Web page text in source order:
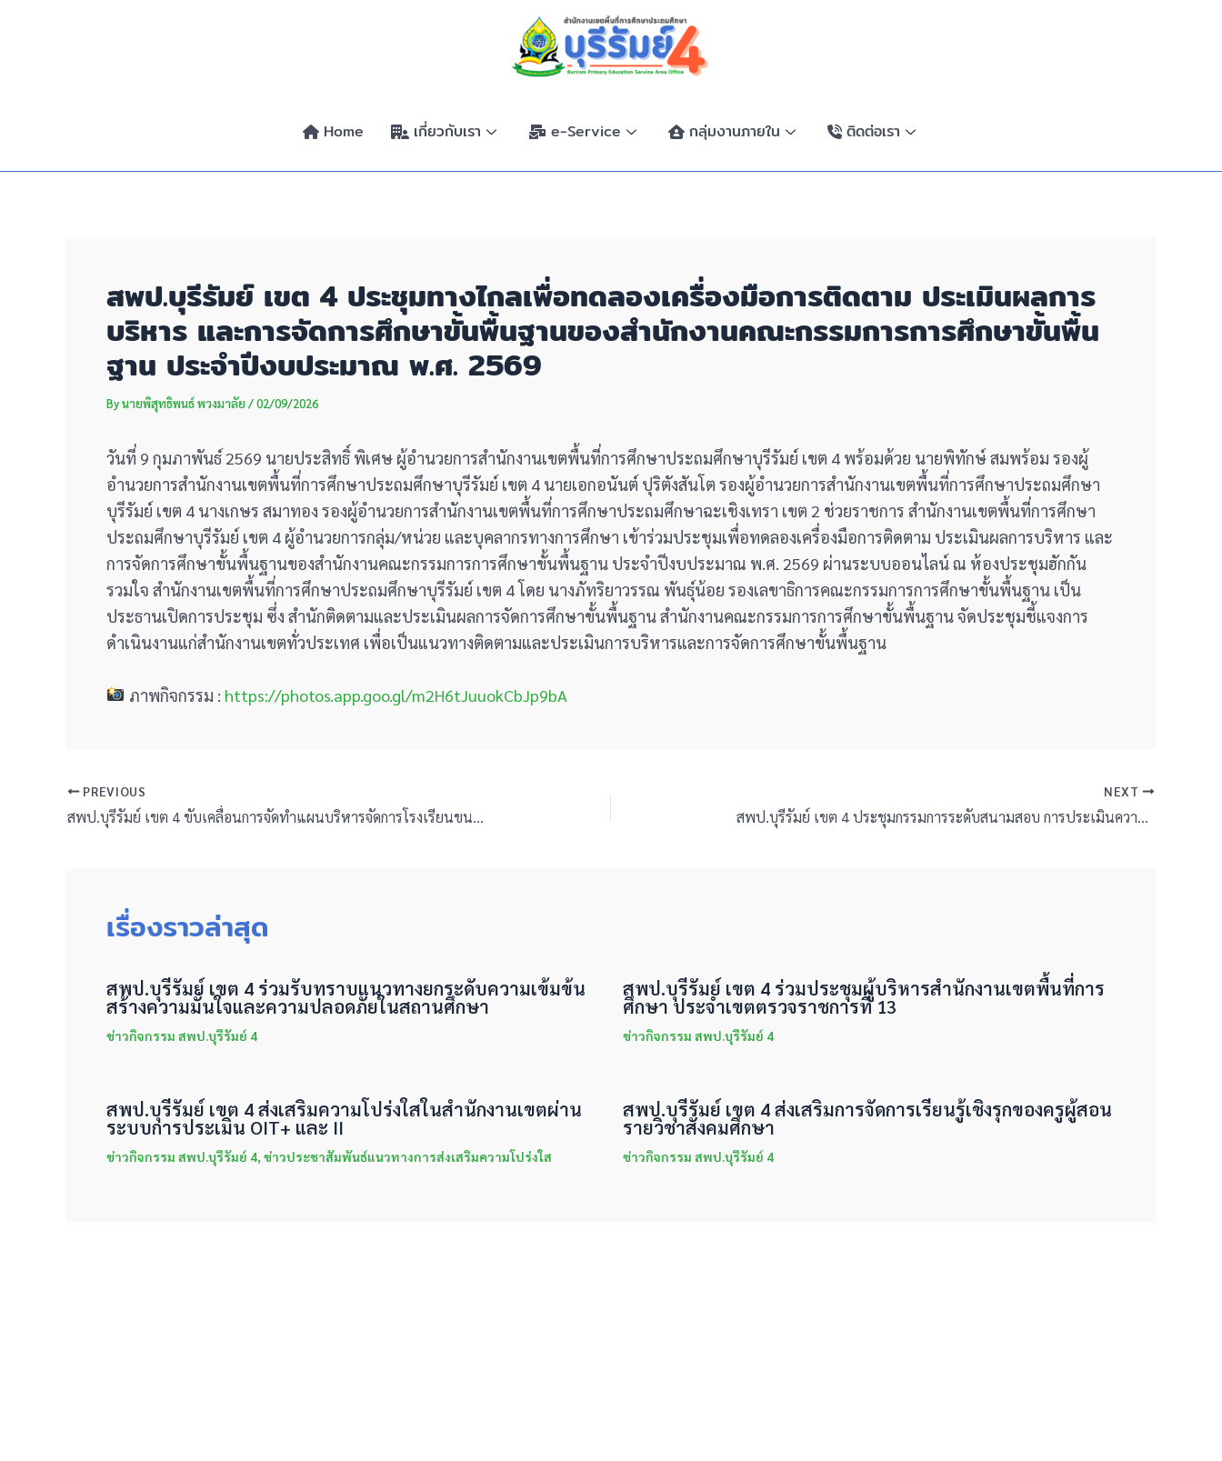
Home เกี่ยวกับเรา e-Service กลุ่มงานภายใน ติดต่อเรา
สพป.บุรีรัมย์ เขต 4 ประชุมทางไกลเพื่อทดลองเครื่องมือการติดตาม ประเมินผลการ
บริหาร และการจัดการศึกษาขั้นพื้นฐานของสำนักงานคณะกรรมการการศึกษาขั้นพื้น
ฐาน ประจําปีงบประมาณ พ.ศ. 2569
Byนายพิสุทธิพนธ์ พวงมาลัย/02/09/2026
วันที่ 9 กุมภาพันธ์ 2569 นายประสิทธิ์ พิเศษ ผู้อำนวยการสำนักงานเขตพื้นที่การศึกษาประถมศึกษาบุรีรัมย์ เขต 4 พร้อมด้วย นายพิทักษ์ สมพร้อม รองผู้
อำนวยการสำนักงานเขตพื้นที่การศึกษาประถมศึกษาบุรีรัมย์ เขต 4 นายเอกอนันต์ ปุริตังสันโต รองผู้อำนวยการสำนักงานเขตพื้นที่การศึกษาประถมศึกษา
บุรีรัมย์ เขต 4 นางเกษร สมาทอง รองผู้อำนวยการสำนักงานเขตพื้นที่การศึกษาประถมศึกษาฉะเชิงเทรา เขต 2 ช่วยราชการ สำนักงานเขตพื้นที่การศึกษา
ประถมศึกษาบุรีรัมย์ เขต 4 ผู้อำนวยการกลุ่ม/หน่วย และบุคลากรทางการศึกษา เข้าร่วมประชุมเพื่อทดลองเครื่องมือการติดตาม ประเมินผลการบริหาร และ
การจัดการศึกษาขั้นพื้นฐานของสำนักงานคณะกรรมการการศึกษาขั้นพื้นฐาน ประจําปีงบประมาณ พ.ศ. 2569 ผ่านระบบออนไลน์ ณ ห้องประชุมฮักกัน
รวมใจ สำนักงานเขตพื้นที่การศึกษาประถมศึกษาบุรีรัมย์ เขต 4 โดย นางภัทริยาวรรณ พันธุ์น้อย รองเลขาธิการคณะกรรมการการศึกษาขั้นพื้นฐาน เป็น
ประธานเปิดการประชุม ซึ่ง สำนักติดตามและประเมินผลการจัดการศึกษาขั้นพื้นฐาน สำนักงานคณะกรรมการการศึกษาขั้นพื้นฐาน จัดประชุมชี้แจงการ
ดำเนินงานแก่สำนักงานเขตทั่วประเทศ เพื่อเป็นแนวทางติดตามและประเมินการบริหารและการจัดการศึกษาขั้นพื้นฐาน
ภาพกิจกรรม : https://photos.app.goo.gl/m2H6tJuuokCbJp9bA
PREVIOUS
สพป.บุรีรัมย์ เขต 4 ขับเคลื่อนการจัดทำแผนบริหารจัดการโรงเรียนขนาดเล็ก โรงเรียนขยายโอกาสทางการศึกษา
NEXT
สพป.บุรีรัมย์ เขต 4 ประชุมกรรมการระดับสนามสอบ การประเมินความสามารถด้านการอ่านของผู้เรียน (Reading Test : RT) ชั้นประถมศึกษาปีที่ 1 ปีการศึกษา 2568
เรื่องราวล่าสุด
สพป.บุรีรัมย์ เขต 4 ร่วมรับทราบแนวทางยกระดับความเข้มข้น
สร้างความมั่นใจและความปลอดภัยในสถานศึกษา
ข่าวกิจกรรม สพป.บุรีรัมย์ 4
สพป.บุรีรัมย์ เขต 4 ร่วมประชุมผู้บริหารสำนักงานเขตพื้นที่การ
ศึกษา ประจำเขตตรวจราชการที่ 13
ข่าวกิจกรรม สพป.บุรีรัมย์ 4
สพป.บุรีรัมย์ เขต 4 ส่งเสริมความโปร่งใสในสำนักงานเขตผ่าน
ระบบการประเมิน OIT+ และ II
ข่าวกิจกรรม สพป.บุรีรัมย์ 4 ข่าวประชาสัมพันธ์แนวทางการส่งเสริมความโปร่งใส
สพป.บุรีรัมย์ เขต 4 ส่งเสริมการจัดการเรียนรู้เชิงรุกของครูผู้สอน
รายวิชาสังคมศึกษา
ข่าวกิจกรรม สพป.บุรีรัมย์ 4